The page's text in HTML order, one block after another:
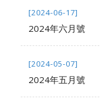
[2024-06-17]
2024年六月號
[2024-05-07]
2024年五月號